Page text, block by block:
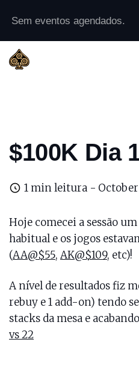
Sem eventos agendados.
$100K Dia
1 min leitura - October
Hoje comecei a sessão
habitual e os jogos
(AA@$55, AK@$109, etc)!
A nível de resultados fiz
rebuy e 1 add-on) tendo
stacks da mesa e
vs 22